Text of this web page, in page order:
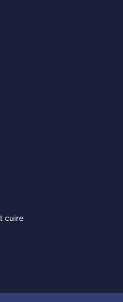
cuire